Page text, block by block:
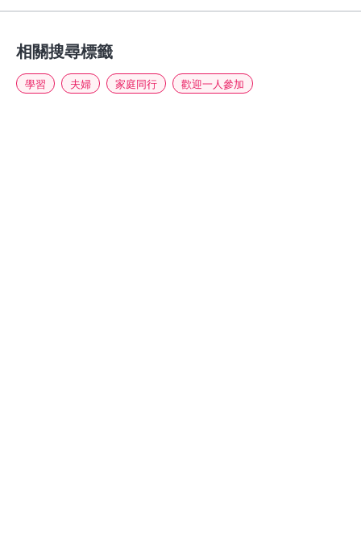
相關搜尋標籤
學習 夫婦 家庭同行 歡迎一人參加